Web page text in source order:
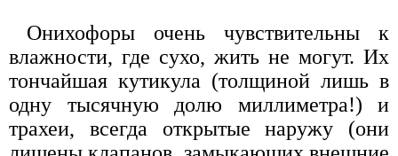
Онихофоры очень чувствительны к
влажности, где сухо, жить не могут. Их
тончайшая кутикула (толщиной лишь в
одну тысячную долю миллиметра!) и
трахеи, всегда открытые наружу (они